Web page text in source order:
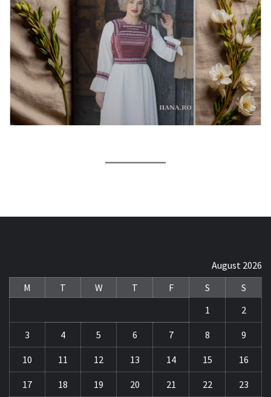
August 2026
M
T W T F S
S
1
2
3 4 5 6 7 8 9
10 11 12 13 14 15 16
17 18 19 20 21 22 23